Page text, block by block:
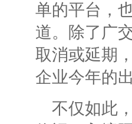
单的平台，
道。除了广
取消或延期
企业今年的
不仅如此